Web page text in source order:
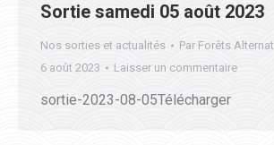
Sortie samedi 05 août 2023
Nos sorties et actualités Par Forêts
6 août 2023
Laisser un commentaire
sortie-2023-08-05Télécharger